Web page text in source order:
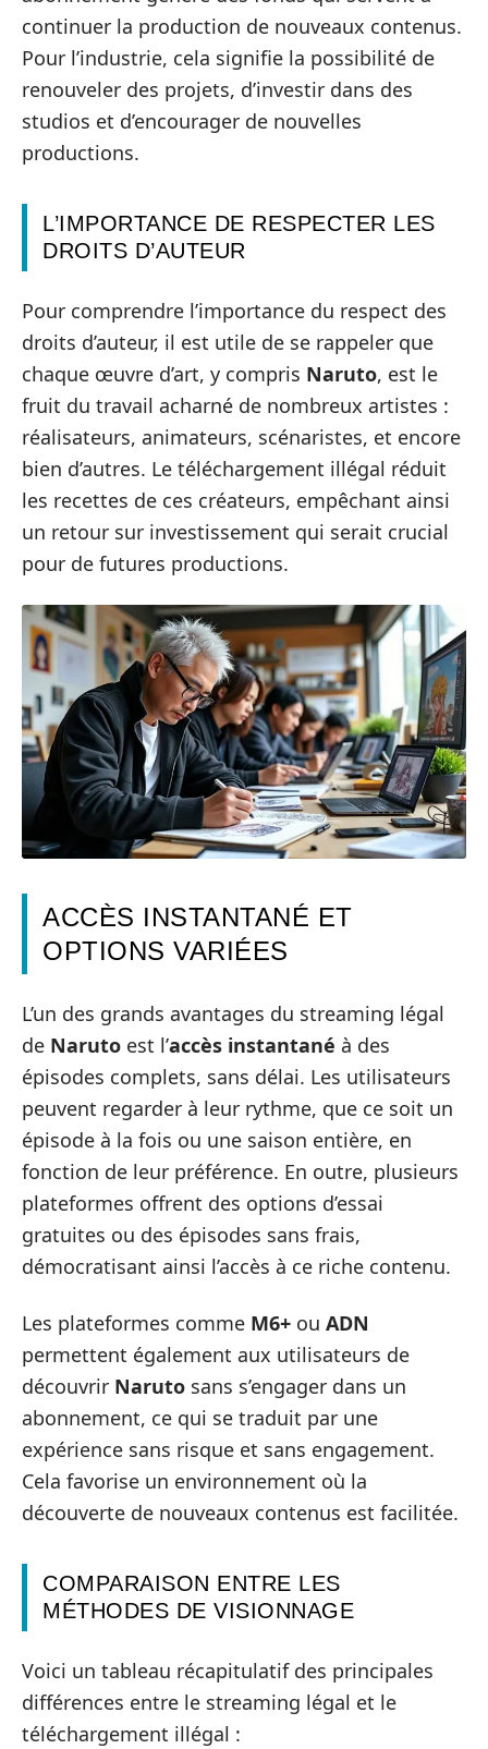
continuer la production de nouveaux contenus.
Pour l’industrie, cela signifie la possibilité de
renouveler des projets, d’investir dans des
studios et d’encourager de nouvelles
productions.
L’IMPORTANCE DE RESPECTER LES
DROITS D’AUTEUR
Pour comprendre l’importance du respect des
droits d’auteur, il est utile de se rappeler que
chaque œuvre d’art, y compris Naruto, est le
fruit du travail acharné de nombreux artistes :
réalisateurs, animateurs, scénaristes, et encore
bien d’autres. Le téléchargement illégal réduit
les recettes de ces créateurs, empêchant ainsi
un retour sur investissement qui serait crucial
pour de futures productions.
ACCÈS INSTANTANÉ ET
OPTIONS VARIÉES
L’un des grands avantages du streaming légal
de Naruto est l’accès instantané à des
épisodes complets, sans délai. Les utilisateurs
peuvent regarder à leur rythme, que ce soit un
épisode à la fois ou une saison entière, en
fonction de leur préférence. En outre, plusieurs
plateformes offrent des options d’essai
gratuites ou des épisodes sans frais,
démocratisant ainsi l’accès à ce riche contenu.
Les plateformes comme M6+ ou ADN
permettent également aux utilisateurs de
découvrir Naruto sans s’engager dans un
abonnement, ce qui se traduit par une
expérience sans risque et sans engagement.
Cela favorise un environnement où la
découverte de nouveaux contenus est facilitée.
COMPARAISON ENTRE LES
MÉTHODES DE VISIONNAGE
Voici un tableau récapitulatif des principales
différences entre le streaming légal et le
téléchargement illégal :